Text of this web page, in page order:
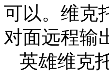
可以。维克
对面远程输
英雄维克